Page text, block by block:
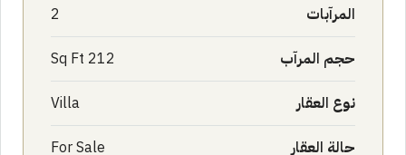
المرآبات 2
حجم المرآب 212 Sq Ft
نوع العقار Villa
حالة العقار For Sale